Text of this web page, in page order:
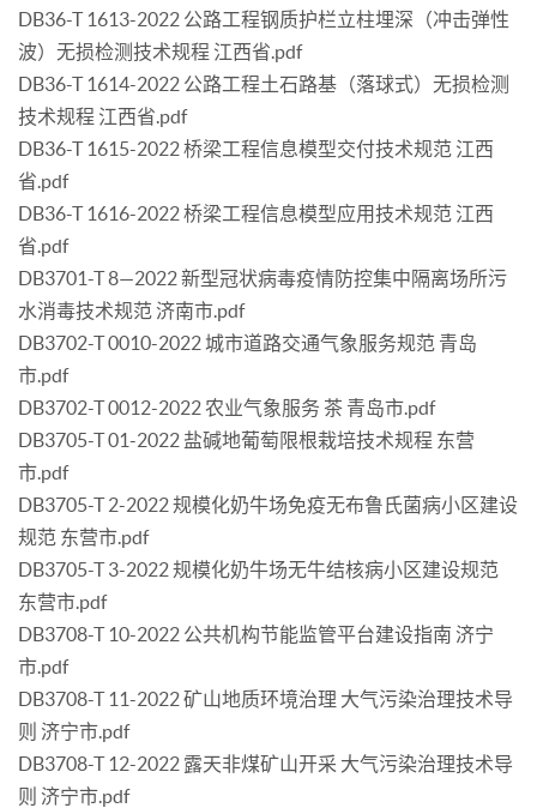
DB36-T 1613-2022 公路工程钢质护栏立柱埋深（冲击弹性
波）无损检测技术规程 江西省.pdf
DB36-T 1614-2022 公路工程土石路基（落球式）无损检测
技术规程 江西省.pdf
DB36-T 1615-2022 桥梁工程信息模型交付技术规范 江西
省.pdf
DB36-T 1616-2022 桥梁工程信息模型应用技术规范 江西
省.pdf
DB3701-T 8—2022 新型冠状病毒疫情防控集中隔离场所污
水消毒技术规范 济南市.pdf
DB3702-T 0010-2022 城市道路交通气象服务规范 青岛
市.pdf
DB3702-T 0012-2022 农业气象服务 茶 青岛市.pdf
DB3705-T 01-2022 盐碱地葡萄限根栽培技术规程 东营
市.pdf
DB3705-T 2-2022 规模化奶牛场免疫无布鲁氏菌病小区建设
规范 东营市.pdf
DB3705-T 3-2022 规模化奶牛场无牛结核病小区建设规范
东营市.pdf
DB3708-T 10-2022 公共机构节能监管平台建设指南 济宁
市.pdf
DB3708-T 11-2022 矿山地质环境治理 大气污染治理技术导
则 济宁市.pdf
DB3708-T 12-2022 露天非煤矿山开采 大气污染治理技术导
则 济宁市.pdf